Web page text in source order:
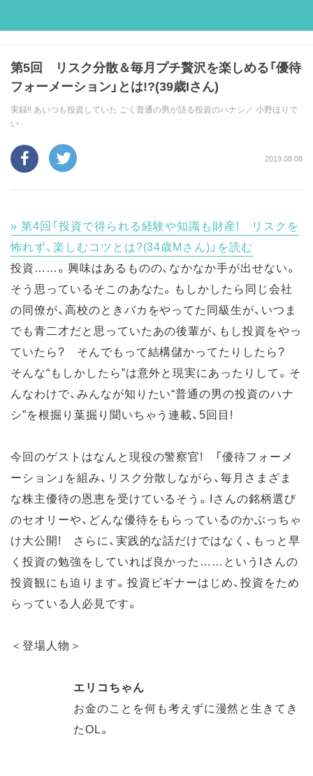
第5回 リスク分散＆毎月プチ贅沢を楽しめる「優待
フォーメーション」とは!?(39歳Iさん)
実録!! あいつも投資していた ごく普通の男が語る投資のハナシ／ 小野ほりで
い
2019.08.08
第4回「投資で得られる経験や知識も財産! リスクを
怖れず、楽しむコツとは?(34歳Mさん)」を読む
投資……。興味はあるものの、なかなか手が出せない。
そう思っているそこのあなた。もしかしたら同じ会社
の同僚が、高校のときバカをやってた同級生が、いつま
でも青二才だと思っていたあの後輩が、もし投資をやっ
ていたら? そんでもって結構儲かってたりしたら?
そんな“もしかしたら”は意外と現実にあったりして。そ
んなわけで、みんなが知りたい“普通の男の投資のハナ
シ”を根掘り葉掘り聞いちゃう連載、5回目!
今回のゲストはなんと現役の警察官! 「優待フォーメ
ーション」を組み、リスク分散しながら、毎月さまざま
な株主優待の恩恵を受けているそう。Iさんの銘柄選び
のセオリーや、どんな優待をもらっているのかぶっちゃ
け大公開! さらに、実践的な話だけではなく、もっと早
く投資の勉強をしていれば良かった……というIさんの
投資観にも迫ります。投資ビギナーはじめ、投資をため
らっている人必見です。
＜登場人物＞
エリコちゃん
お金のことを何も考えずに漫然と生きてき
たOL。